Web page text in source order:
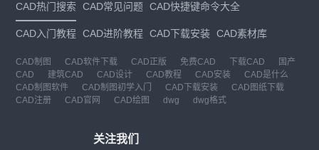
CAD热门搜索 CAD常见问题 CAD快捷键命令大全
CAD入门教程 CAD进阶教程 CAD下载安装 CAD素材库
CAD制图 CAD软件下载 CAD正版 免费CAD 下载CAD
国产
CAD
建筑CAD CAD设计 CAD教程 CAD安装
CAD是什么
CAD制图软件
CAD制图初学入门 CAD下载安装
CAD图纸下载
CAD注册
CAD官网 CAD绘图 dwg dwg格式
关注我们